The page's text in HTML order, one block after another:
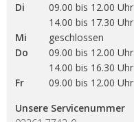
Di
09.00 bis 12.00 Uhr
14.00 bis 17.30 Uhr
Mi
geschlossen
Do
09.00 bis 12.00 Uhr
14.00 bis 16.30 Uhr
Fr
09.00 bis 12.00 Uhr
Unsere Servicenummer